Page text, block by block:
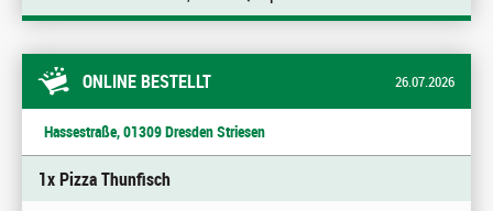
ONLINE BESTELLT 26.07.2026
Hassestraße, 01309 Dresden Striesen
1x Pizza Thunfisch